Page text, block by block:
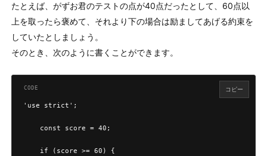
たとえば、がずお君のテストの点が40点だったとして、60点以
上を取ったら褒めて、それより下の場合は励ましてあげる約束を
していたとしましょう。
そのとき、次のように書くことができます。
'use strict';
    const score = 40;
    if (score >= 60) {
コピー